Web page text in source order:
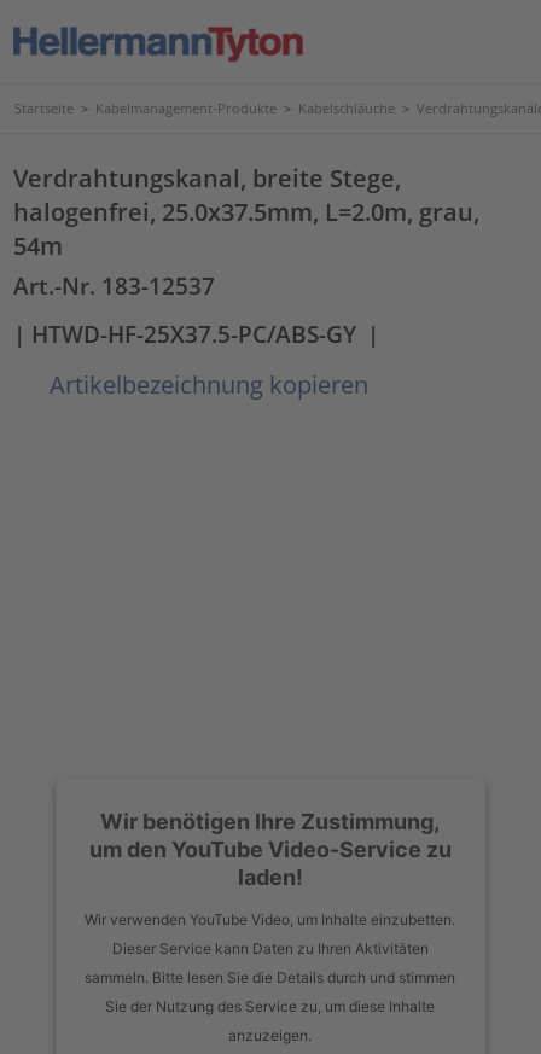
Startseite > Kabelmanagement-Produkte > Kabelschläuche >
Verdrahtungskanal, breite Stege,
halogenfrei, 25.0x37.5mm, L=2.0m, grau,
54m
Art.-Nr. 183-12537
| HTWD-HF-25X37.5-PC/ABS-GY |
Artikelbezeichnung kopieren
Wir benötigen Ihre Zustimmung,
um den YouTube Video-Service zu
laden!
Wir verwenden YouTube Video, um Inhalte einzubetten.
Dieser Service kann Daten zu Ihren Aktivitäten
sammeln. Bitte lesen Sie die Details durch und stimmen
Sie der Nutzung des Service zu, um diese Inhalte
anzuzeigen.